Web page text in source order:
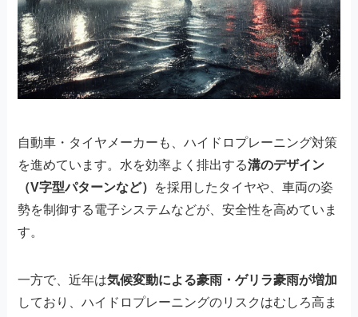
自動車・タイヤメーカーも、ハイドロプレーニング対策
を進めています。水を効率よく排出する溝のデザイン
（V字型パターンなど） を採用したタイヤや、車両の姿
勢を制御する電子システムなどが、安全性を高めていま
す。
一方で、近年は気候変動による豪雨・ゲリラ豪雨が増加
しており、ハイドロプレーニングのリスクはむしろ高ま